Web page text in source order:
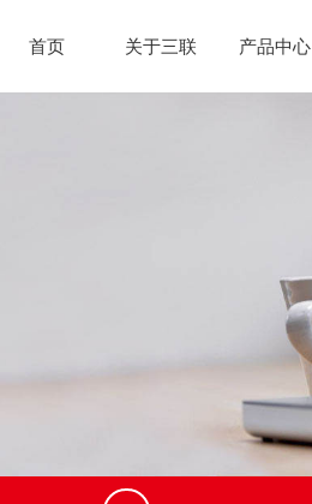
首页 关于三联 产品中心